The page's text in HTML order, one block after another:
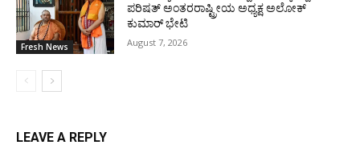
Fresh News
ಪರಿಷತ್ ಅಂತರರಾಷ್ಟ್ರೀಯ ಅಧ್ಯಕ್ಷ ಅಲೋಕ್
ಕುಮಾರ್ ಭೇಟಿ
August 7, 2026
LEAVE A REPLY